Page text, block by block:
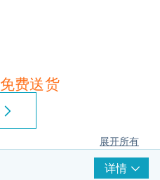
免费送货
展开所有
详情